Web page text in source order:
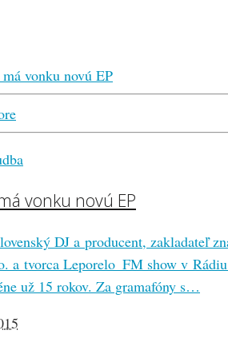
vonku novú EP
DJ a producent, zakladateľ
a tvorca Leporelo_FM show v
už 15 rokov. Za gramafóny s…